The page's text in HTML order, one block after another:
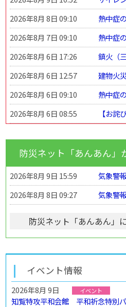
2026年8月 8日 09:10
熱中症
2026年8月 7日 09:10
熱中症
2026年8月 6日 17:26
鎮火（
2026年8月 6日 12:57
建物火
2026年8月 6日 09:10
熱中症
2026年8月 6日 08:55
【お詫
防災ネット「あんあん」
2026年8月 9日 15:59
気象警
2026年8月 8日 09:27
気象警
防災ネット「あんあん」
イベント情報
2026年8月 9日 イベント
知覧特攻平和会館 平和祈念特別